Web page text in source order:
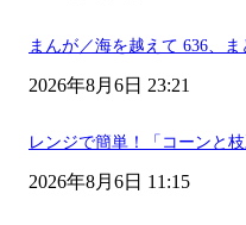
まんが／海を越えて 636、ま
2026年8月6日 23:21
レンジで簡単！「コーンと
2026年8月6日 11:15